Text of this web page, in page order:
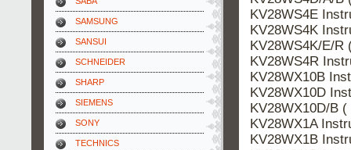
SAMSUNG
SANSUI
SCHNEIDER
SHARP
SIEMENS
SONY
TECHNICS
KV28WS4E
KV28WS4K
KV28WS4K/E/R
KV28WS4R
KV28WX10B
KV28WX10D
KV28WX10D/B
KV28WX1A
KV28WX1B